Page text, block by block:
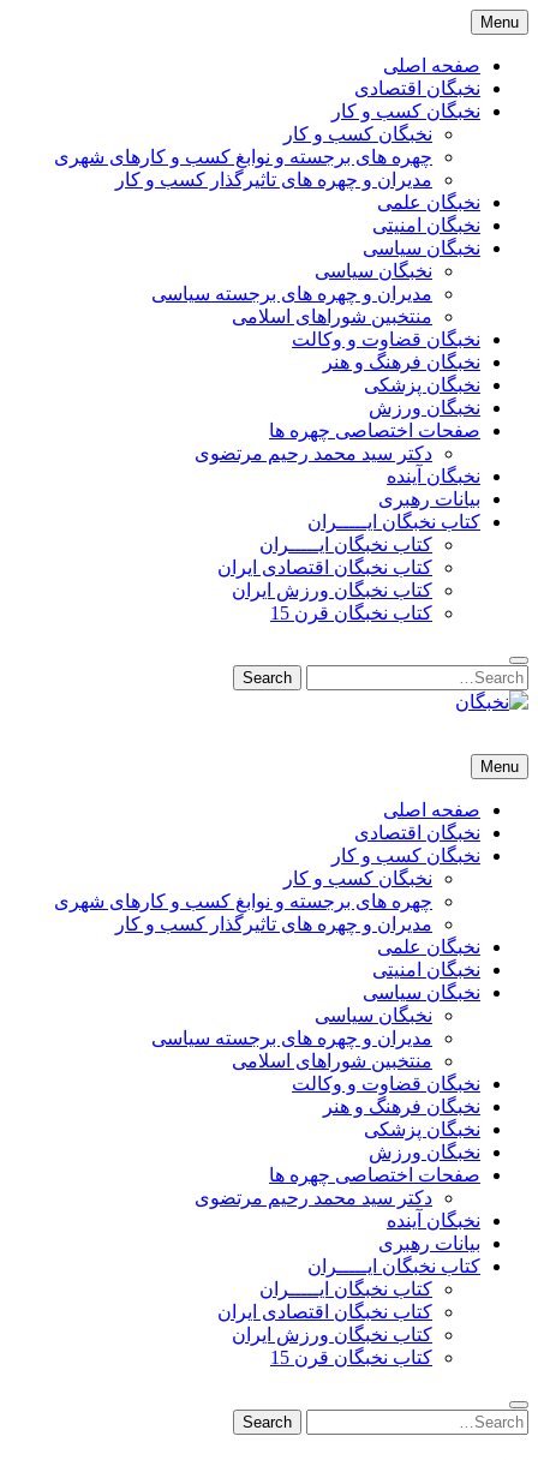
Skip
to
content
Menu
صفحه اصلی
نخبگان اقتصادی
نخبگان کسب و کار
نخبگان کسب و کار
چهره های برجسته و نوابغ کسب و کارهای شهری
مدیران و چهره های تاثیرگذار کسب و کار
نخبگان علمی
نخبگان امنیتی
نخبگان سیاسی
نخبگان سیاسی
مدیران و چهره های برجسته سیاسی
منتخبین شوراهای اسلامی
نخبگان قضاوت و وکالت
نخبگان فرهنگ و هنر
نخبگان پزشکی
نخبگان ورزش
صفحات اختصاصی چهره ها
دکتر سید محمد رحیم مرتضوی
نخبگان آینده
بیانات رهبری
کتاب نخبگان ایـــــران
کتاب نخبگان ایـــــران
کتاب نخبگان اقتصادی ایران
کتاب نخبگان ورزش ایران
کتاب نخبگان قرن 15
Search
for:
Search
نخبگان تایمز/ کتاب نخبگان + پورتال رسمی کتاب نخبگان ایران –
ورزش ایران – کتاب نخبگان کسب و کار ایران – کتاب نخبگان ایران
Menu
صفحه اصلی
نخبگان اقتصادی
نخبگان کسب و کار
نخبگان کسب و کار
چهره های برجسته و نوابغ کسب و کارهای شهری
مدیران و چهره های تاثیرگذار کسب و کار
نخبگان علمی
نخبگان امنیتی
نخبگان سیاسی
نخبگان سیاسی
مدیران و چهره های برجسته سیاسی
منتخبین شوراهای اسلامی
نخبگان قضاوت و وکالت
نخبگان فرهنگ و هنر
نخبگان پزشکی
نخبگان ورزش
صفحات اختصاصی چهره ها
دکتر سید محمد رحیم مرتضوی
نخبگان آینده
بیانات رهبری
کتاب نخبگان ایـــــران
کتاب نخبگان ایـــــران
کتاب نخبگان اقتصادی ایران
کتاب نخبگان ورزش ایران
کتاب نخبگان قرن 15
Search
for:
Search